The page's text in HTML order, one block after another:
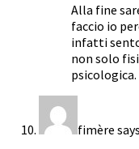
Alla fine
faccio io
infatti
non solo
psicologica.
fimère says